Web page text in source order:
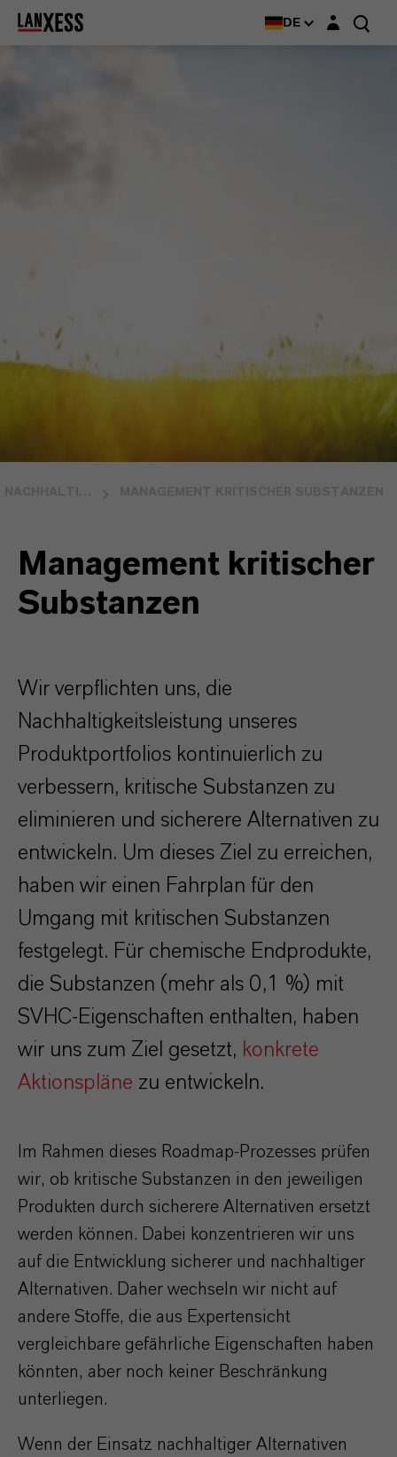
DE Login-Maske
Management kritischer
Substanzen
Wir verpflichten uns, die
Nachhaltigkeitsleistung unseres
Produktportfolios kontinuierlich zu
verbessern, kritische Substanzen zu
eliminieren und sicherere Alternativen zu
entwickeln. Um dieses Ziel zu erreichen,
haben wir einen Fahrplan für den
Umgang mit kritischen Substanzen
festgelegt. Für chemische Endprodukte,
die Substanzen (mehr als 0,1 %) mit
SVHC-Eigenschaften enthalten, haben
wir uns zum Ziel gesetzt, konkrete
Aktionspläne zu entwickeln.
Im Rahmen dieses Roadmap-Prozesses prüfen
wir, ob kritische Substanzen in den jeweiligen
Produkten durch sicherere Alternativen ersetzt
werden können. Dabei konzentrieren wir uns
auf die Entwicklung sicherer und nachhaltiger
Alternativen. Daher wechseln wir nicht auf
andere Stoffe, die aus Expertensicht
vergleichbare gefährliche Eigenschaften haben
könnten, aber noch keiner Beschränkung
unterliegen.
Wenn der Einsatz nachhaltiger Alternativen